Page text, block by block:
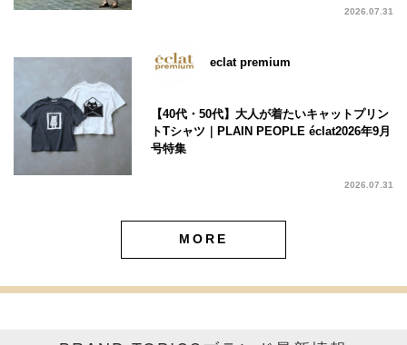
2026.07.31
eclat premium
【40代・50代】大人が着たいキャットプリン
トTシャツ｜PLAIN PEOPLE éclat2026年9月
号特集
2026.07.31
MORE